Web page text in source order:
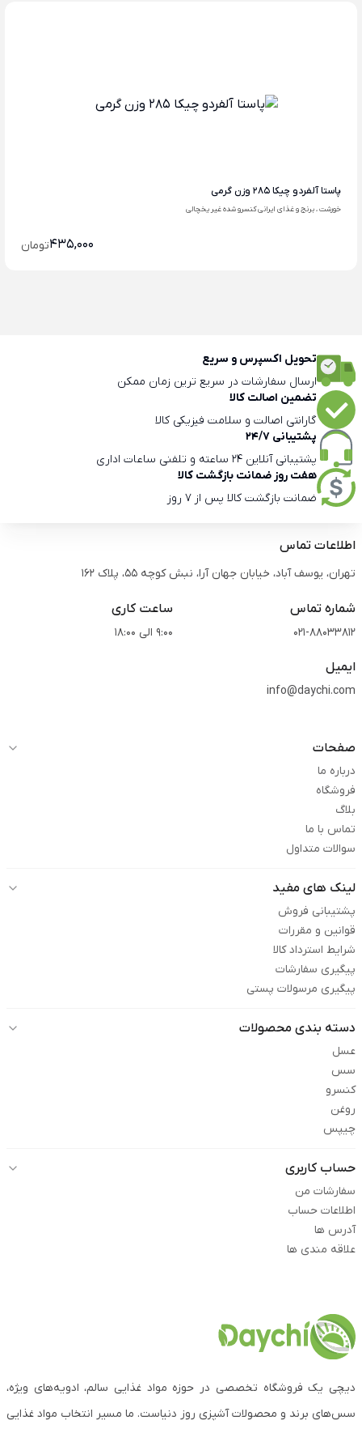
پاستا آلفردو چیکا 285 وزن گرمی
خورشت ، برنج و غذای ایرانی کنسرو شده غیر یخچالی
435,000تومان
تحویل اکسپرس و سریع
ارسال سفارشات در سریع ترین زمان ممکن
تضمین اصالت کالا
گارانتی اصالت و سلامت فیزیکی کالا
پشتیبانی 24/7
پشتیبانی آنلاین 24 ساعته و تلفنی ساعات اداری
هفت روز ضمانت بازگشت کالا
ضمانت بازگشت کالا پس از 7 روز
اطلاعات تماس
تهران، یوسف آباد، خیابان جهان آرا، نبش کوچه 55، پلاک 162
شماره تماس
021-88033812
ساعت کاری
9:00 الی 18:00
ایمیل
info@daychi.com
صفحات
درباره ما
فروشگاه
بلاگ
تماس با ما
سوالات متداول
لینک های مفید
پشتیبانی فروش
قوانین و مقررات
شرایط استرداد کالا
پیگیری سفارشات
پیگیری مرسولات پستی
دسته بندی محصولات
عسل
سس
کنسرو
روغن
چیپس
حساب کاربری
سفارشات من
اطلاعات حساب
آدرس ها
علاقه مندی ها
دیچی یک فروشگاه تخصصی در حوزه مواد غذایی سالم، ادویه‌های ویژه،
سس‌های برند و محصولات آشپزی روز دنیاست. ما مسیر انتخاب مواد غذایی